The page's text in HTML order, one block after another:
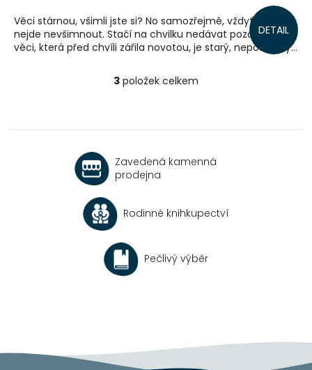
DETAIL
Věci stárnou, všimli jste si? No samozřejmě, vždyť toho si
nejde nevšimnout. Stačí na chvilku nedávat pozor a z
věci, která před chvíli zářila novotou, je starý, nepotřebný...
O
c
í
r
v
v
3 položek celkem
Zavedená kamenná
prodejna
Rodinné knihkupectví
Pečlivý výběr